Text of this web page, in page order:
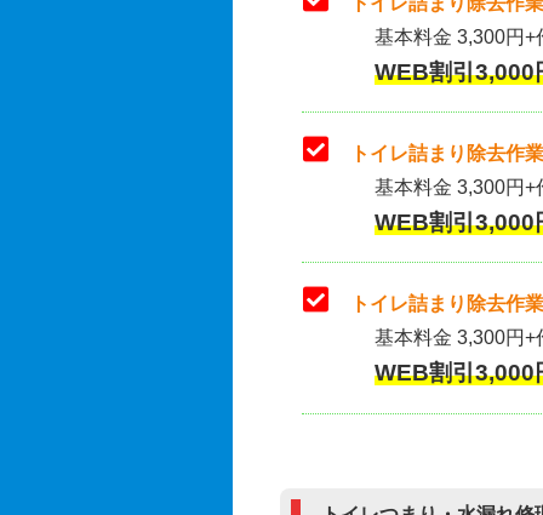
基本料金 3,300円+
WEB割引
トイレ詰まり除去
基本料金 3,300円+
WEB割引
トイレ詰まり除去作
基本料金 3,300円+
WEB割引